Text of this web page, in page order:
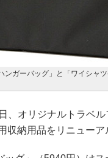
ンガーバッグ」と「ワイシャ
オリジナルトラベル
収納用品をリニューア